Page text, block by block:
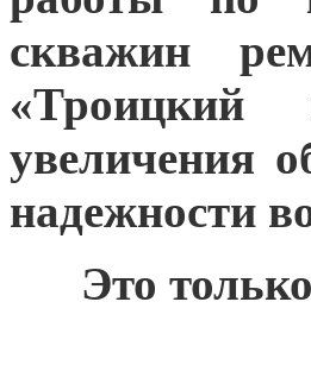
скважин
«Троицкий
увеличения
надежности
Это